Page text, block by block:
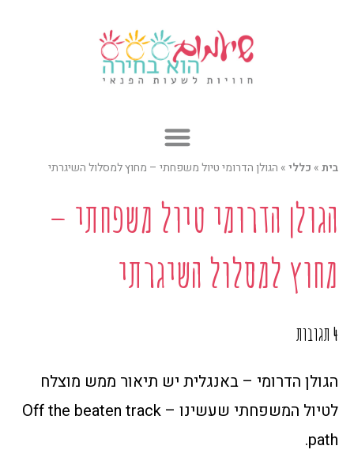
בית» כללי» הגולן הדרומי טיול משפחתי – מחוץ למסלול השיגרתי
הגולן הדרומי טיול משפחתי –
מחוץ למסלול השיגרתי
4 תגובות
הגולן הדרומי – באנגלית יש תיאור ממש מוצלח
לטיול המשפחתי שעשינו – Off the beaten track
path.